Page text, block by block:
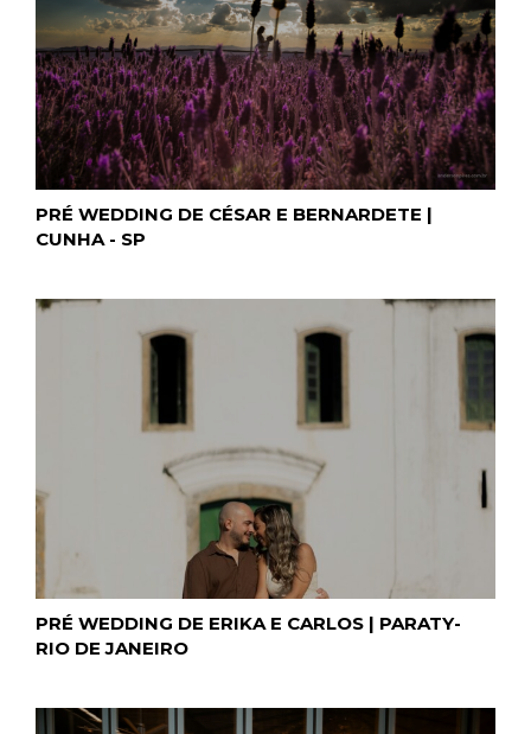
PRÉ WEDDING DE CÉSAR E BERNARDETE |
CUNHA - SP
PRÉ WEDDING DE ERIKA E CARLOS | PARATY-
RIO DE JANEIRO